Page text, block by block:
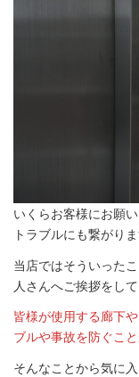
いくらお客様にお願
トラブルにも繋がりま
当店ではそういった
人さんへご挨拶をして
皆様が使用する廊下
ブルや事故を防ぐこ
そんなことから気に